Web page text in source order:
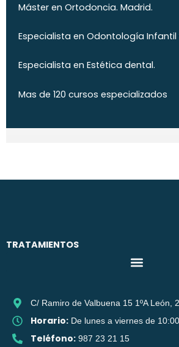
Máster en Ortodoncia. Madrid.
Especialista en Odontología
Especialista en Estética dental.
Mas de 120 cursos especializados
TRATAMIENTOS
C/ Ramiro de Valbuena 15 1ºA León,
Horario: De lunes a viernes de
Teléfono: 987 23 21 15